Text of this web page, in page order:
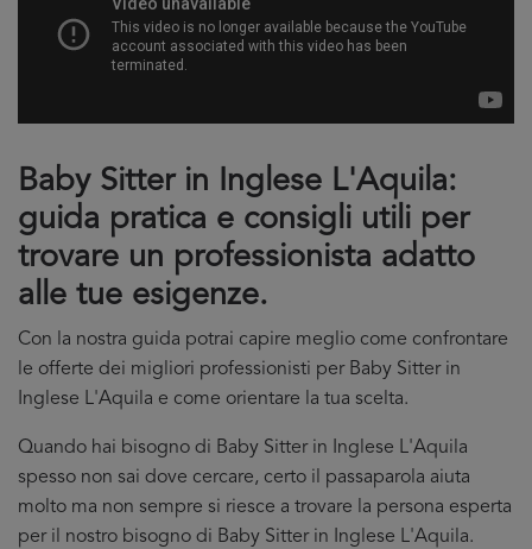
Baby Sitter in Inglese L'Aquila:
guida pratica e consigli utili per
trovare un professionista adatto
alle tue esigenze.
Con la nostra guida potrai capire meglio come confrontare
le offerte dei migliori professionisti per Baby Sitter in
Inglese L'Aquila e come orientare la tua scelta.
Quando hai bisogno di Baby Sitter in Inglese L'Aquila
spesso non sai dove cercare, certo il passaparola aiuta
molto ma non sempre si riesce a trovare la persona esperta
per il nostro bisogno di Baby Sitter in Inglese L'Aquila.